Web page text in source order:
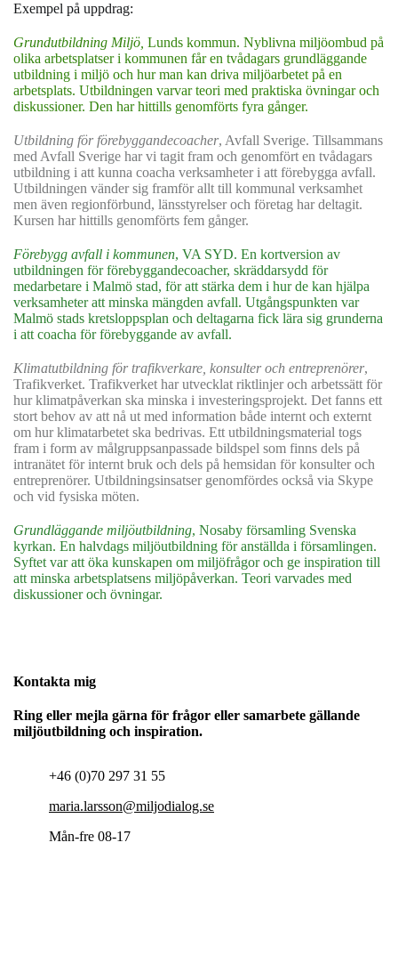
Exempel på uppdrag:
Grundutbildning Miljö, Lunds kommun. Nyblivna miljöombud på
olika arbetsplatser i kommunen får en tvådagars grundläggande
utbildning i miljö och hur man kan driva miljöarbetet på en
arbetsplats. Utbildningen varvar teori med praktiska övningar och
diskussioner. Den har hittills genomförts fyra gånger.
Utbildning för förebyggandecoacher, Avfall Sverige. Tillsammans
med Avfall Sverige har vi tagit fram och genomfört en tvådagars
utbildning i att kunna coacha verksamheter i att förebygga avfall.
Utbildningen vänder sig framför allt till kommunal verksamhet
men även regionförbund, länsstyrelser och företag har deltagit.
Kursen har hittills genomförts fem gånger.
Förebygg avfall i kommunen, VA SYD. En kortversion av
utbildningen för förebyggandecoacher, skräddarsydd för
medarbetare i Malmö stad, för att stärka dem i hur de kan hjälpa
verksamheter att minska mängden avfall. Utgångspunkten var
Malmö stads kretsloppsplan och deltagarna fick lära sig grunderna
i att coacha för förebyggande av avfall.
Klimatutbildning för trafikverkare, konsulter och entreprenörer,
Trafikverket. Trafikverket har utvecklat riktlinjer och arbetssätt för
hur klimatpåverkan ska minska i investeringsprojekt. Det fanns ett
stort behov av att nå ut med information både internt och externt
om hur klimatarbetet ska bedrivas. Ett utbildningsmaterial togs
fram i form av målgruppsanpassade bildspel som finns dels på
intranätet för internt bruk och dels på hemsidan för konsulter och
entreprenörer. Utbildningsinsatser genomfördes också via Skype
och vid fysiska möten.
Grundläggande miljöutbildning, Nosaby församling Svenska
kyrkan. En halvdags miljöutbildning för anställda i församlingen.
Syftet var att öka kunskapen om miljöfrågor och ge inspiration till
att minska arbetsplatsens miljöpåverkan. Teori varvades med
diskussioner och övningar.
Kontakta mig
Ring eller mejla gärna för frågor eller samarbete gällande
miljöutbildning och inspiration.
+46 (0)70 297 31 55
maria.larsson@miljodialog.se
Mån-fre 08-17